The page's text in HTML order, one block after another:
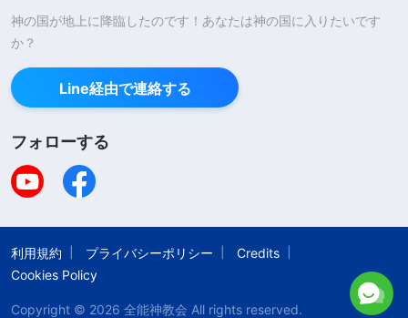
ても明快で聖書と一致しており、心が明るくなるの
を感じました。どれもこれまでの信仰で聞いたこと
がない話だった。私は思いました。東方閃電の教え
は明らかに聖霊の働きで、糧を施してくれる。なぜ
行ったら彼らと交わりをもって東方閃電について話
し、真の道か考えてもらおう。でも私から出向く前
妻に迫りました。2、3時間ほど議論を交わした
後、妻の決意が固いことがわかると、王牧師は怒鳴
りました。「話を聞かず、東方閃電を信じると言い
神の国が地上に降臨したのです！あなたは神の国に入りたいです
か？
Line経由で連絡する
フォローする
利用規約 プライバシーポリシー
Credits
Cookies Policy
Copyright © 2026 全能神教会 All rights reserved.